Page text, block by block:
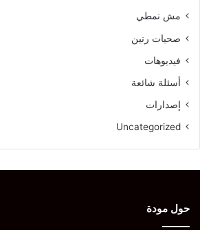
مش نمطي
صحيات رنين
فيديوهات
أسئلة شائعة
إصدارات
Uncategorized
حول مودة